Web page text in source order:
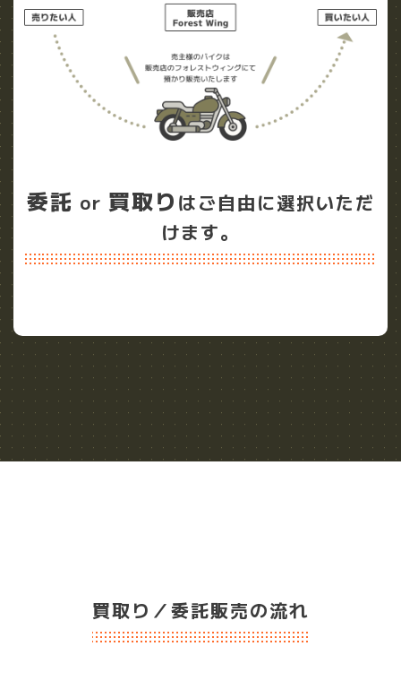
委託 or 買取り はご自由に選択いただ
けます。
買取り／委託販売の流れ